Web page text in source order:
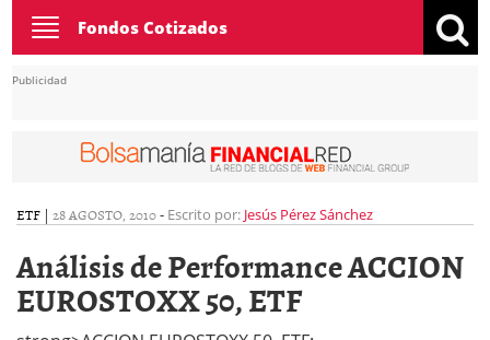
Toggle
navigation
Fondos Cotizados
Publicidad
ETF | 28 AGOSTO, 2010- Escrito por: Jesús Pérez Sánchez
Análisis de Performance ACCION
EUROSTOXX 50, ETF